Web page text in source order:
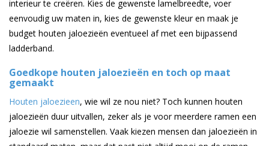
interieur te creëren. Kies de gewenste lamelbreedte, voer
eenvoudig uw maten in, kies de gewenste kleur en maak je
budget houten jaloezieën eventueel af met een bijpassend
ladderband.
Goedkope houten jaloezieën en toch op maat
gemaakt
Houten jaloezieen, wie wil ze nou niet? Toch kunnen houten
jaloezieën duur uitvallen, zeker als je voor meerdere ramen een
jaloezie wil samenstellen. Vaak kiezen mensen dan jaloezieën in